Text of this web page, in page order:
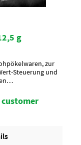
g
zur
Steuerung und
dürfen
(und
die
eingesetzt
Nr. 889/2008